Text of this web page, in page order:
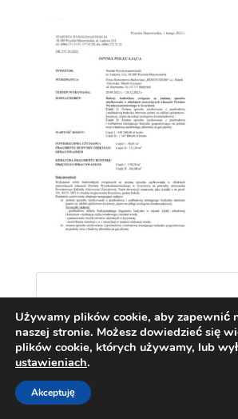
Używamy plików cookie, aby zapewnić
naszej stronie. Możesz dowiedzieć się
plików cookie, których używamy, lub
ustawieniach.
Akceptuję